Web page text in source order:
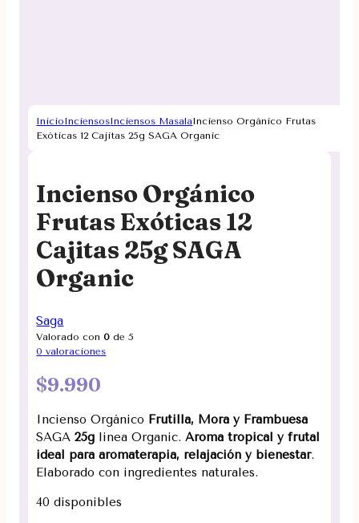
InicioInciensosInciensos MasalaIncienso Orgánico Frutas
Exóticas 12 Cajitas 25g SAGA Organic
Incienso Orgánico
Frutas Exóticas 12
Cajitas 25g SAGA
Organic
Saga
Valorado con0 de 5
0 valoraciones
$9.990
Incienso Orgánico Frutilla, Mora y Frambuesa
SAGA25g linea Organic.Aroma tropical y frutal
ideal para aromaterapia, relajación y bienestar.
Elaborado con ingredientes naturales.
40 disponibles